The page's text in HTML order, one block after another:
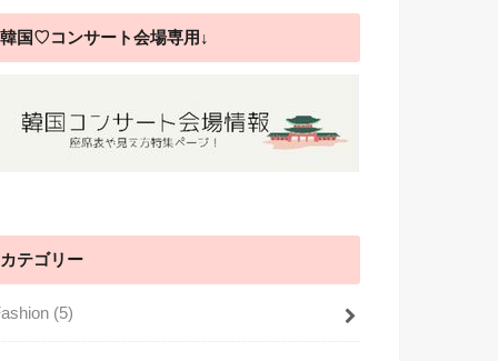
韓国♡コンサート会場専用↓
カテゴリー
(5)